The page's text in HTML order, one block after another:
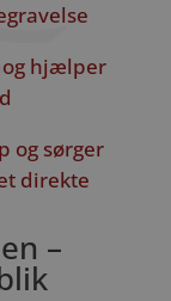
og hjælper
og sørger
direkte
–